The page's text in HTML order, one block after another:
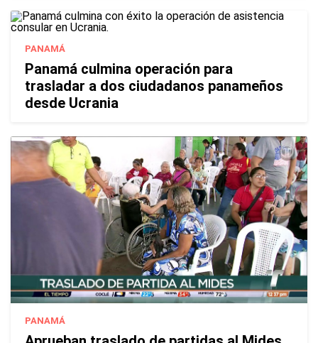
PANAMÁ
Panamá culmina operación para
trasladar a dos ciudadanos panameños
desde Ucrania
PANAMÁ